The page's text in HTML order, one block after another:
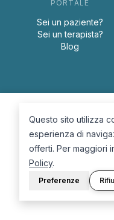
PORTALE
Sei un paziente?
Sei un terapista?
Blog
© 2026
Questo sito utilizza
esperienza di
offerti. Per maggiori
Policy.
Preferenze